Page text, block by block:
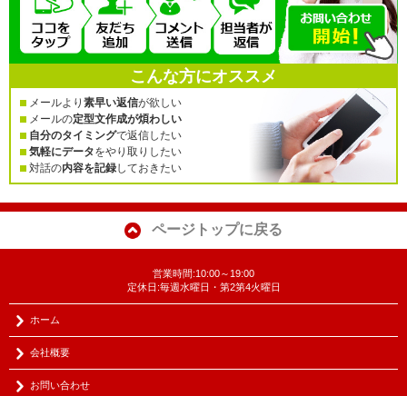
こんな方にオススメ
メールより 素早い返信が欲しい
メールの定型文作成が煩わしい
自分のタイミングで返信したい
気軽にデータをやり取りしたい
対話の内容を記録しておきたい
ページトップに戻る
営業時間:10:00～19:00
定休日:毎週水曜日・第2第4火曜日
ホーム
会社概要
お問い合わせ